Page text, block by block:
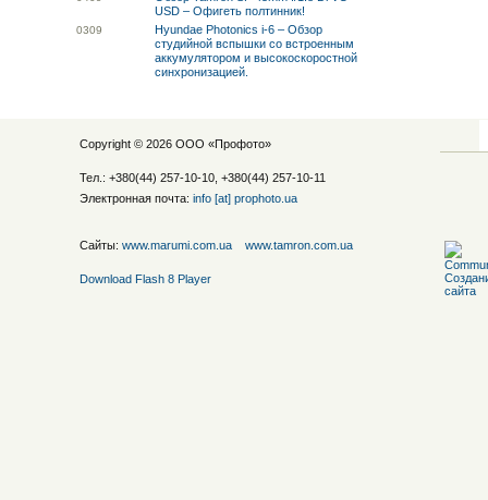
USD – Офигеть полтинник!
0309
Hyundae Photonics i-6 – Обзор
студийной вспышки со встроенным
аккумулятором и высокоскоростной
синхронизацией.
Copyright © 2026 ООО «Профото»
Тел.: +380(44) 257-10-10, +380(44) 257-10-11
Электронная почта: info [at] prophoto.ua
Сайты: www.marumi.com.ua www.tamron.com.ua
Download Flash 8 Player